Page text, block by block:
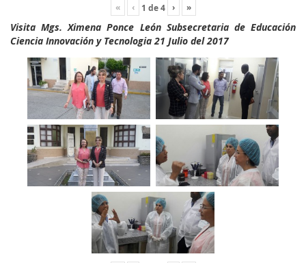
« ‹ 1 de4 › »
Visita Mgs. Ximena Ponce León Subsecretaria de Educación
Ciencia Innovación y Tecnologia 21 Julio del 2017